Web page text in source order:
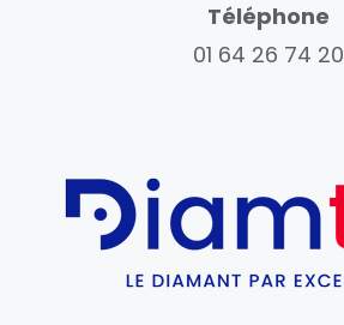
Téléphone
01 64 26 74 20